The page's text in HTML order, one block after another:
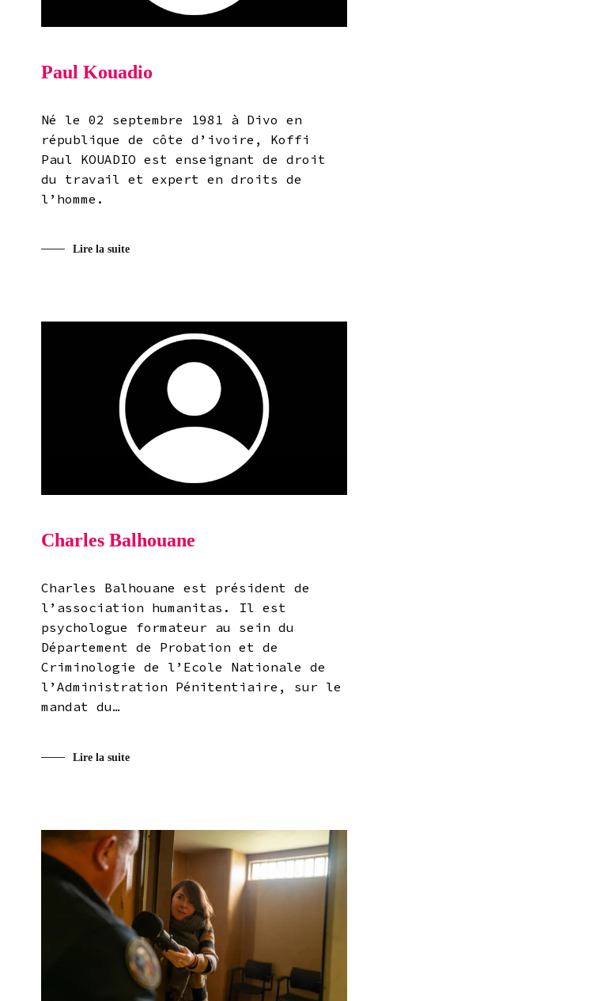
Paul Kouadio
Né le 02 septembre 1981 à Divo en
république de côte d’ivoire, Koffi
Paul KOUADIO est enseignant de droit
du travail et expert en droits de
l’homme.
Lire la suite
Charles Balhouane
Charles Balhouane est président de
l’association humanitas. Il est
psychologue formateur au sein du
Département de Probation et de
Criminologie de l’Ecole Nationale de
l’Administration Pénitentiaire, sur le
mandat du…
Lire la suite